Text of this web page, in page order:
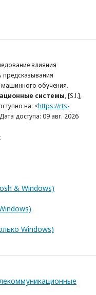
влияния
предсказывания
обучения.
системы, [S.l.],
на: <https://rts-
доступа: 09 авг. 2026
& Windows)
Windows)